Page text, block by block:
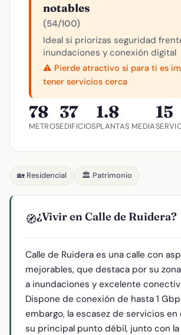
notables
(54/100)
Ideal si priorizas seguridad
inundaciones y conexión digital
⚠️ Pierde atractivo si para ti es
tener servicios cerca
78
METROS
37
EDIFICIOS
1.8
PLANTAS MEDIA
15
🏡 Residencial 🏛️ Patrimonio
🧭¿Vivir en Calle de Ruidera?
Calle de Ruidera es una calle con
mejorables, que destaca por su
a inundaciones y excelente
Dispone de conexión de hasta 1
embargo, la escasez de servicios en
su principal punto débil, junto con la